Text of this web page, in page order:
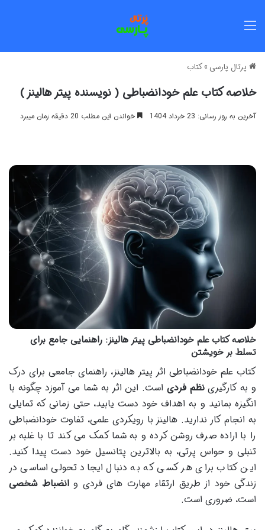
پرتال پارسی »کتاب
خلاصه کتاب علم خودانضباطی ( نویسنده پیتر هالینز )
آخرین به روز رسانی: 23 خرداد 1404 خواندن این مطلب 20 دقیقه زمان میبرد
خلاصه کتاب علم خودانضباطی پیتر هالینز: راهنمایی جامع برای
تسلط بر خویشتن
کتاب علم خودانضباطی اثر پیتر هالینز، راهنمای جامعی برای درک
و به کارگیرینظم فردی است. این اثر به شما می آموزد چگونه با
انگیزه بمانید و به اهداف خود دست یابید، حتی زمانی که تمایلی
به انجام کار ندارید. هالینز با رویکردی علمی، تفاوت خودانضباطی
را با اراده صرف روشن کرده و به شما کمک می کند تا با غلبه بر
تنبلی و حواس پرتی، به بالاترین پتانسیل خود دست پیدا کنید.
این کتاب برای هر کسی که به دنبال ایجاد تحولی اساسی در
زندگی خود از طریق ارتقاء مهارت های فردی وانضباط شخصی
است، ضروری است.